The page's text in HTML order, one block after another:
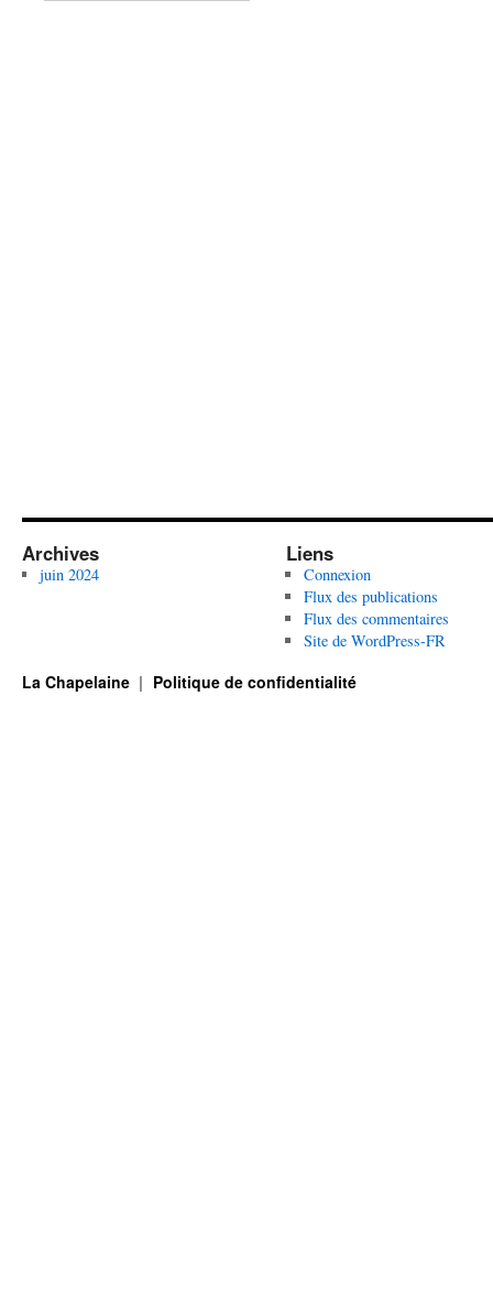
Archives
juin 2024
Liens
Connexion
Flux des publications
Flux des commentaires
Site de WordPress-FR
La Chapelaine Politique de confidentialité